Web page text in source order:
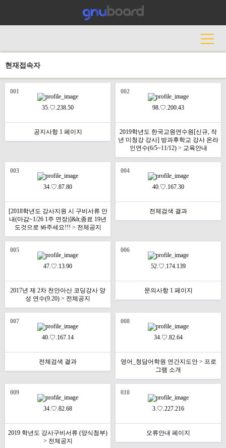
현재접속자
001
35.♡.238.50
공지사항 1 페이지
002
98.♡.200.43
2019학년도 한국교원연수원[신규, 작
년 미청강 강사] 방과후학교 강사 온라
인연수(6/5~11/12) > 교육안내
003
34.♡.87.80
[2018학년도 강사지원 시 구비서류 안
내(마감~1/26 1주 연장)]&lt;종료 19년
도것으로 봐주세요!!! > 전체공지
004
40.♡.167.30
전체검색 결과
005
47.♡.13.90
2017년 제 2차 천안아산 코딩강사 양
성 연수(9.20) > 전체공지
006
52.♡.174.139
문의사항 1 페이지
007
40.♡.167.14
전체검색 결과
008
34.♡.82.64
영어_청담어학원 연간지도안 > 프로
그램 소개
009
34.♡.82.68
2019 학년도 강사구비서류 (양식첨부)
> 전체공지
010
3.♡.227.216
오류안내 페이지